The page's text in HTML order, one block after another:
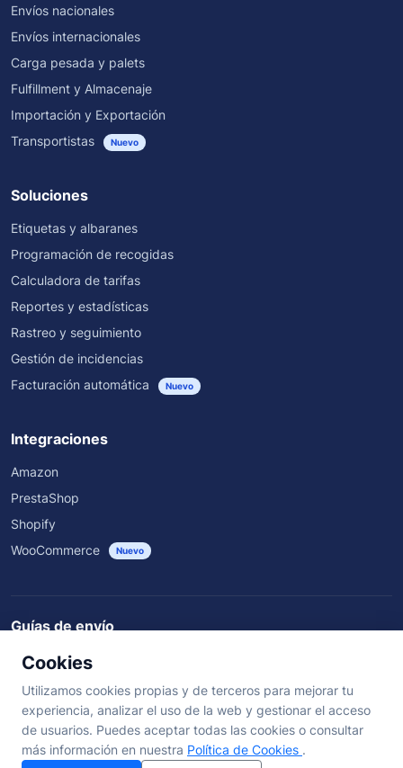
Cookies
Utilizamos cookies propias y de terceros para mejorar tu
experiencia, analizar el uso de la web y gestionar el acceso
de usuarios. Puedes aceptar todas las cookies o consultar
más información en nuestra Política de Cookies .
Envíos nacionales
Envíos internacionales
Carga pesada y palets
Fulfillment y Almacenaje
Importación y Exportación
Transportistas
Nuevo
Soluciones
Etiquetas y albaranes
Programación de recogidas
Calculadora de tarifas
Reportes y estadísticas
Rastreo y seguimiento
Gestión de incidencias
Facturación automática
Nuevo
Integraciones
Amazon
PrestaShop
Shopify
WooCommerce
Nuevo
Guías de envío
Rastrear envíos
Envíos por transportista y país
SendSeiPro. Todos los derechos reservados.
Quiénes somos·Beneficios·Blog·Testimonios·Centro de ayuda